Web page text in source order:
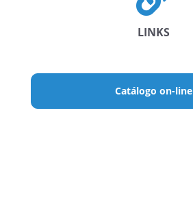
LINKS
Catálogo on-line